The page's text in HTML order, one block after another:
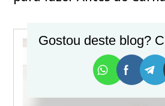
Gostou deste blog?